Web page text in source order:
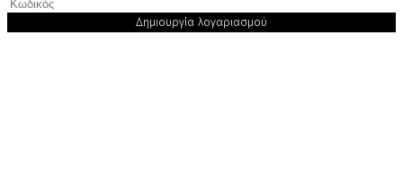
Δημιουργία λογαριασμού